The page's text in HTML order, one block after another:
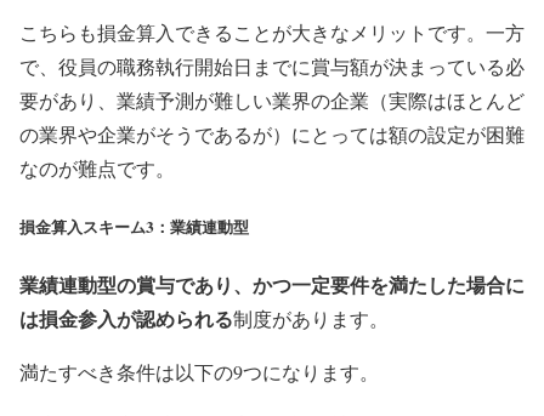
こちらも損金算入できることが大きなメリットです。一方
で、役員の職務執行開始日までに賞与額が決まっている必
要があり、業績予測が難しい業界の企業（実際はほとんど
の業界や企業がそうであるが）にとっては額の設定が困難
なのが難点です。
損金算入スキーム3：業績連動型
業績連動型の賞与であり、かつ一定要件を満たした場合に
は損金参入が認められる制度があります。
満たすべき条件は以下の9つになります。